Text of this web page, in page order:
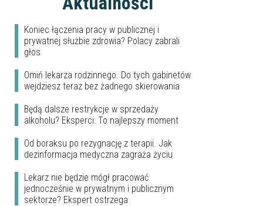
Koniec łączenia pracy w publicznej i
prywatnej służbie zdrowia? Polacy zabrali
głos
Omiń lekarza rodzinnego. Do tych gabinetów
wejdziesz teraz bez żadnego skierowania
Będą dalsze restrykcje w sprzedaży
alkoholu? Eksperci: To najlepszy moment
Od boraksu po rezygnację z terapii. Jak
dezinformacja medyczna zagraża życiu
Lekarz nie będzie mógł pracować
jednocześnie w prywatnym i publicznym
sektorze? Ekspert ostrzega